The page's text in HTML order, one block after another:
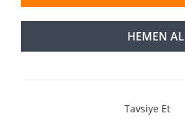
HEMEN AL
Tavsiye Et